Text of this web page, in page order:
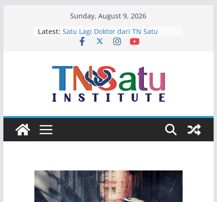
Sunday, August 9, 2026
Latest: Satu Lagi Doktor dari TN Satu
Terima Kasih Ibu dan Bapak Karim
Empat Calon Bintang Di Bulan Juli
Selamat Jalan Ichsan Abubakar